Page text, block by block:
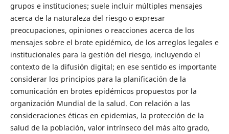
grupos e instituciones; suele incluir múltiples mensajes
acerca de la naturaleza del riesgo o expresar
preocupaciones, opiniones o reacciones acerca de los
mensajes sobre el brote epidémico, de los arreglos legales e
institucionales para la gestión del riesgo, incluyendo el
contexto de la difusión digital; en ese sentido es importante
considerar los principios para la planificación de la
comunicación en brotes epidémicos propuestos por la
organización Mundial de la salud. Con relación a las
consideraciones éticas en epidemias, la protección de la
salud de la población, valor intrínseco del más alto grado,